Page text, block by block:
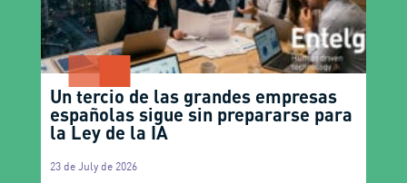
Un tercio de las grandes empresas
españolas sigue sin prepararse para
la Ley de la IA
23 de July de 2026